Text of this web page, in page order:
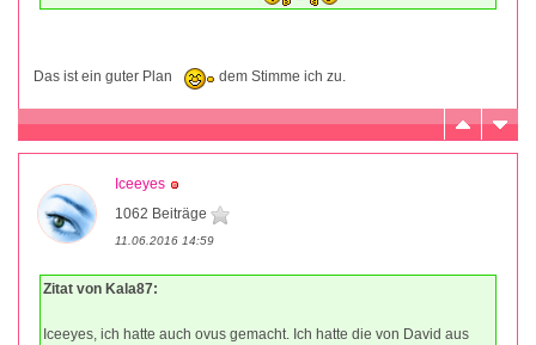
Das ist ein guter Plan dem Stimme ich zu.
Iceeyes
1062 Beiträge
11.06.2016 14:59
Zitat von Kala87:
Iceeyes, ich hatte auch ovus gemacht. Ich hatte die von David aus